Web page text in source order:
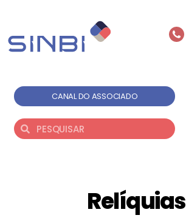
CANAL DO ASSOCIADO
Relíquias